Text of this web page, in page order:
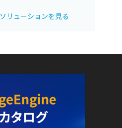
ソリューションを見る